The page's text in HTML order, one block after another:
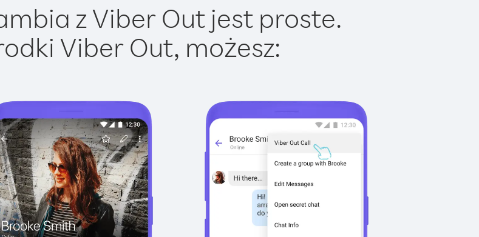
z Viber Out jest proste.
Viber Out, możesz: